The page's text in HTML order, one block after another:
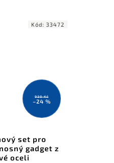
939 Kč
–24 %
set pro
gadget z
oceli
Kód: 33472